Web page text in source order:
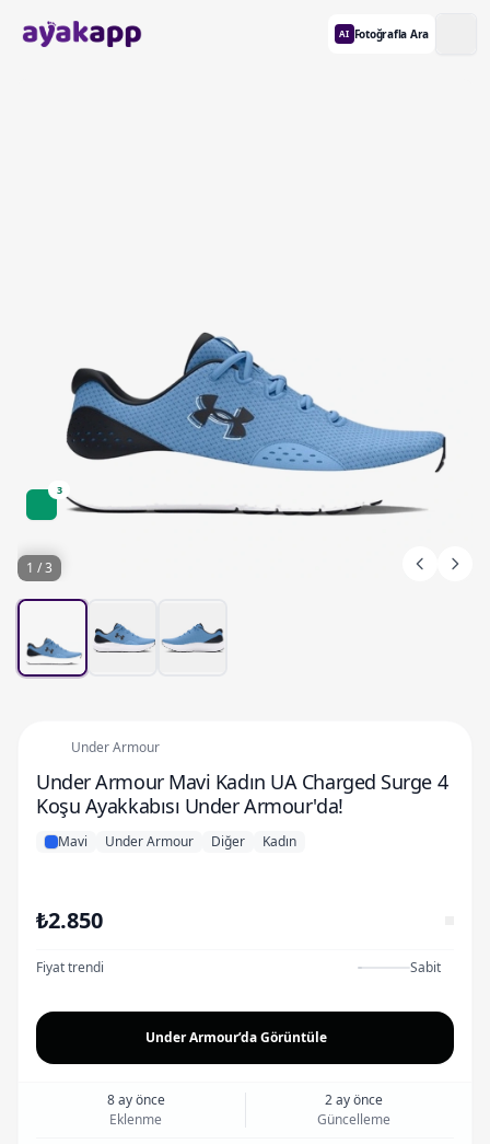
AI Fotoğrafla Ara
3
1 / 3
Under Armour
Under Armour Mavi Kadın UA Charged Surge 4
Koşu Ayakkabısı Under Armour'da!
Mavi Under Armour Diğer Kadın
₺2.850
Fiyat trendi Sabit
Under Armour’da Görüntüle
8 ay önce
Eklenme
2 ay önce
Güncelleme